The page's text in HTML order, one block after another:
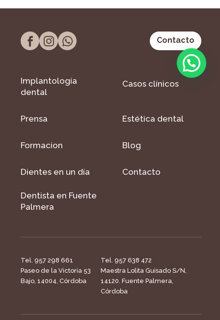
Contacto
Implantología
dental
Casos clínicos
Prensa Estética dental
Formacion Blog
Dientes en un día Contacto
Dentista en Fuente
Palmera
Tel. 957 298 661
Paseo de la Victoria 53
Bajo, 14004, Córdoba
Tel. 957 638 472
Maestra Lolita Guisado S/N,
14120. Fuente Palmera,
Córdoba